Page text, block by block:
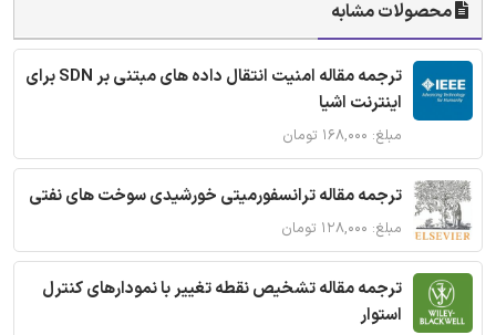
محصولات مشابه
ترجمه مقاله امنیت انتقال داده های مبتنی بر SDN برای
اینترنت اشیا
مبلغ: ۱۶۸,۰۰۰ تومان
ترجمه مقاله ترانسفورمیتی خورشیدی سوخت های نفتی
مبلغ: ۱۲۸,۰۰۰ تومان
ترجمه مقاله تشخیص نقطه تغییر با نمودارهای کنترل
استوار